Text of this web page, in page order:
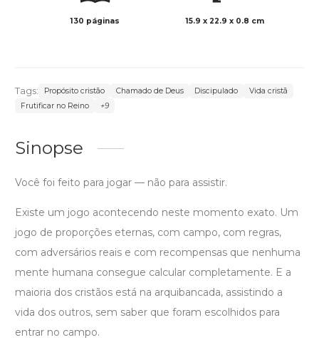
130 páginas 15.9 x 22.9 x 0.8 cm
Tags: Propósito cristão Chamado de Deus Discipulado
Vida cristã
Frutificar no Reino
+9
Sinopse
Você foi feito para jogar — não para assistir.
Existe um jogo acontecendo neste momento exato. Um
jogo de proporções eternas, com campo, com regras,
com adversários reais e com recompensas que nenhuma
mente humana consegue calcular completamente. E a
maioria dos cristãos está na arquibancada, assistindo a
vida dos outros, sem saber que foram escolhidos para
entrar no campo.